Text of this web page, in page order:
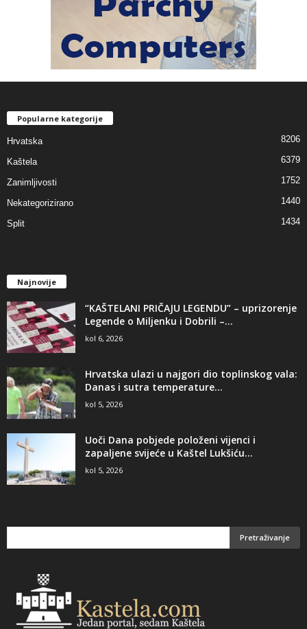
Popularne kategorije
Hrvatska 8206
Kaštela 6379
Zanimljivosti 1752
Nekategorizirano 1440
Split 1434
Najnovije
“KAŠTELANI PRIČAJU LEGENDU” – uprizorenje
Legende o Miljenku i Dobrili –...
kol 6, 2026
Hrvatska ulazi u najgori dio toplinskog vala:
Danas i sutra temperature...
kol 5, 2026
Uoči Dana pobjede položeni vijenci i
zapaljene svijeće u Kaštel Lukšiću...
kol 5, 2026